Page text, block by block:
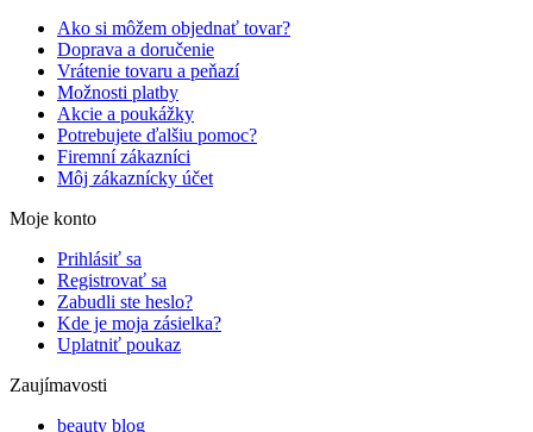
Ako si môžem objednať tovar?
Doprava a doručenie
Vrátenie tovaru a peňazí
Možnosti platby
Akcie a poukážky
Potrebujete ďalšiu pomoc?
Firemní zákazníci
Môj zákaznícky účet
Moje konto
Prihlásiť sa
Registrovať sa
Zabudli ste heslo?
Kde je moja zásielka?
Uplatniť poukaz
Zaujímavosti
beauty blog